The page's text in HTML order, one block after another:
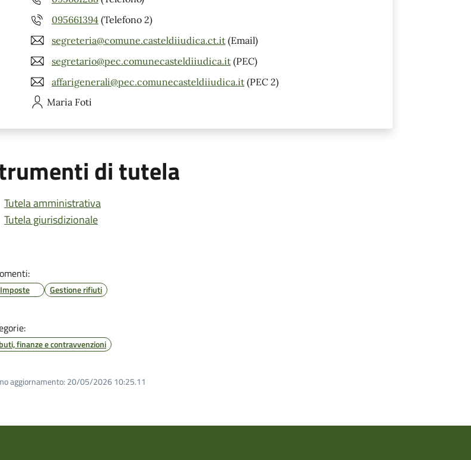
095661394 (Telefono 2)
segreteria@comune.casteldiiudica.ct.it (Email)
segretario@pec.comunecasteldiiudica.it (PEC)
affarigenerali@pec.comunecasteldiiudica.it (PEC 2)
Maria Foti
di tutela
Tutela amministrativa
Tutela giurisdizionale
Imposte Gestione rifiuti
finanze e contravvenzioni
aggiornamento: 20/05/2026 10:25.11